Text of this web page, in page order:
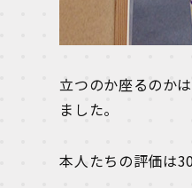
立つのか座るのか
ました。
本人たちの評価は